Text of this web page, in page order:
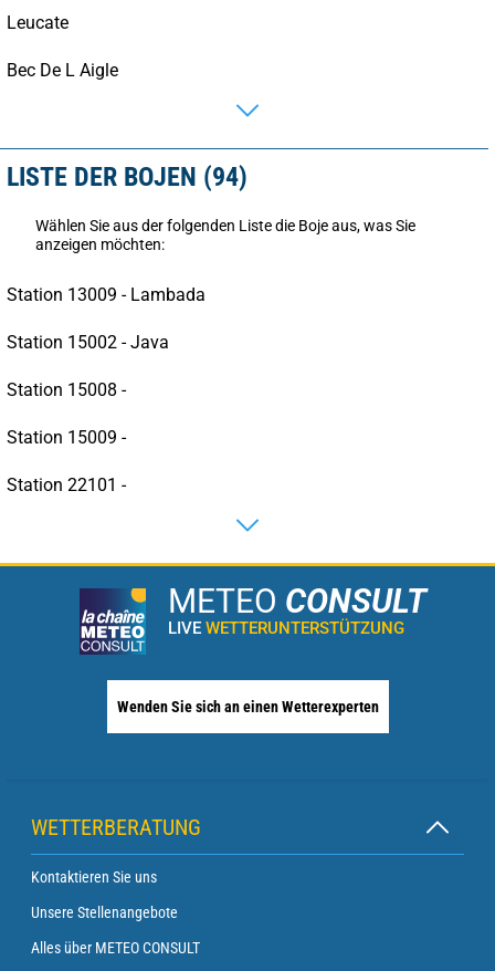
Leucate
Bec De L Aigle
LISTE DER BOJEN (94)
Wählen Sie aus der folgenden Liste die Boje aus, was Sie
anzeigen möchten:
Station 13009 - Lambada
Station 15002 - Java
Station 15008 -
Station 15009 -
Station 22101 -
METEO CONSULT
LIVE WETTERUNTERSTÜTZUNG
Wenden Sie sich an einen Wetterexperten
WETTERBERATUNG
Kontaktieren Sie uns
Unsere Stellenangebote
Alles über METEO CONSULT